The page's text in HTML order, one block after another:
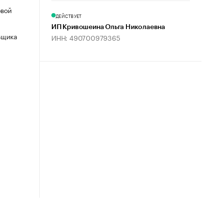
ДЕЙСТВУЕТ
ИП Кривошеина Ольга Николаевна
ИНН: 490700979365